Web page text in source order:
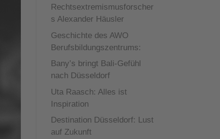
Rechtsextremismusforscher
s Alexander Häusler
Geschichte des AWO
Berufsbildungszentrums:
Bany’s bringt Bali-Gefühl
nach Düsseldorf
Uta Raasch: Alles ist
Inspiration
Destination Düsseldorf: Lust
auf Zukunft